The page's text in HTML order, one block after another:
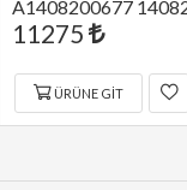
11275
ÜRÜNE GIT